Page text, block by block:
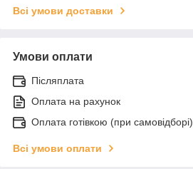
Всі умови доставки
Умови оплати
Післяплата
Оплата на рахунок
Оплата готівкою (при самовідборі)
Всі умови оплати